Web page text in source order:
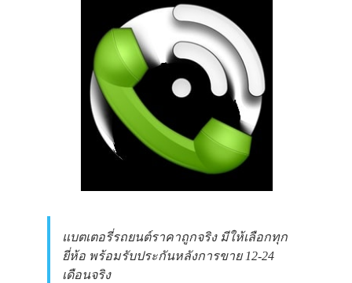
แบตเตอรี่รถยนต์ราคาถูกจริง มีให้เลือกทุก
ยี่ห้อ พร้อมรับประกันหลังการขาย 12-24
เดือนจริง